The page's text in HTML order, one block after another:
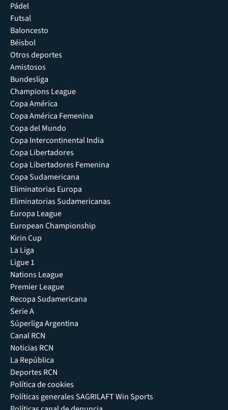
Pádel
Futsal
Baloncesto
Béisbol
Otros deportes
Amistosos
Bundesliga
Champions League
Copa América
Copa América Femenina
Copa del Mundo
Copa Intercontinental India
Copa Libertadores
Copa Libertadores Femenina
Copa Sudamericana
Eliminatorias Europa
Eliminatorias Sudamericanas
Europa League
European Championship
Kirin Cup
La Liga
Ligue 1
Nations League
Premier League
Recopa Sudamericana
Serie A
Súperliga Argentina
Canal RCN
Noticias RCN
La República
Deportes RCN
Política de cookies
Políticas generales SAGRILAFT Win Sports